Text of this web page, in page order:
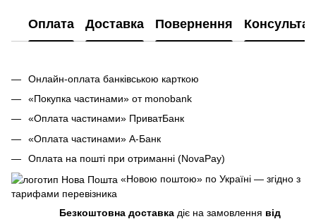
Оплата Доставка Повернення
Онлайн-оплата банківською карткою
«Покупка частинами» от monobank
«Оплата частинами» ПриватБанк
«Оплата частинами» А-Банк
Оплата на пошті при отриманні (NovaPay)
«Новою поштою» по Україні — згідно з
тарифами перевізника
Безкоштовна доставка діє на замовлення від